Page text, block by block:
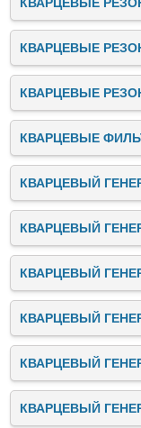
КВАРЦЕВЫЕ
КВАРЦЕВЫЕ
КВАРЦЕВЫЕ
КВАРЦЕВЫЙ
КВАРЦЕВЫЙ
КВАРЦЕВЫЙ
КВАРЦЕВЫЙ
КВАРЦЕВЫЙ
КВАРЦЕВЫЙ